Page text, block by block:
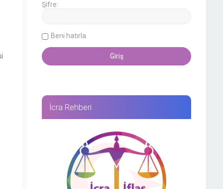
Şifre:
Beni hatırla
İcra Rehberi